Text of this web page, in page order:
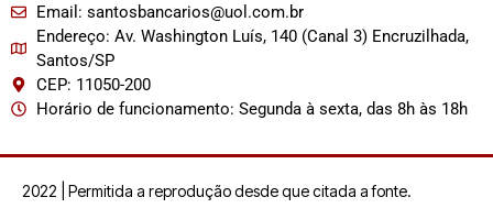
Email: santosbancarios@uol.com.br
Endereço: Av. Washington Luís, 140 (Canal 3) Encruzilhada,
Santos/SP
CEP: 11050-200
Horário de funcionamento: Segunda à sexta, das 8h às 18h
2022 | Permitida a reprodução desde que citada a fonte.